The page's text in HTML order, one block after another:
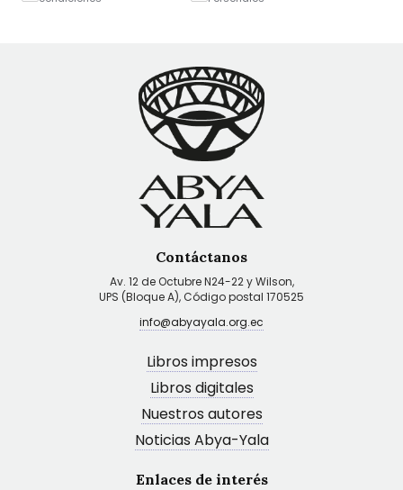
Contáctanos
Av. 12 de Octubre N24-22 y Wilson,
UPS (Bloque A), Código postal 170525
info@abyayala.org.ec
Libros impresos
Libros digitales
Nuestros autores
Noticias Abya-Yala
Enlaces de interés